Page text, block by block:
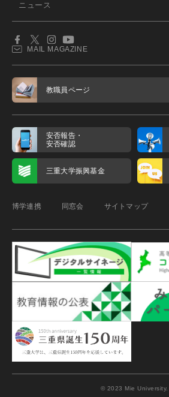
ニュース
MAIL MAGAZINE
教職員ページ
安否報告・
安否確認
三重大学振興基金
博学連携 同窓会 サイトマップ
© 2023 Mie University.